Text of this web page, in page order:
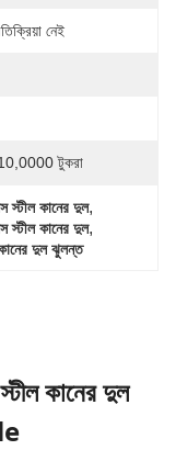
নেই
10,0000 টুকরা
স্টীল কানের দুল,
স্টীল কানের দুল,
দুল ঝুলন্ত
কানের দুল